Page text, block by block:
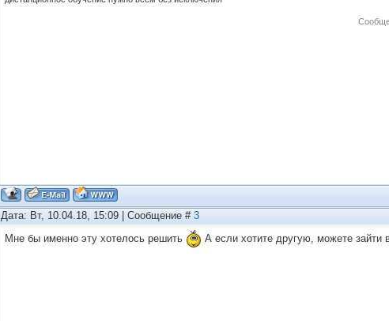
Дата: Вт, 10.04.18, 15:09 | Сообщение # 3
Мне бы именно эту хотелось решить А если хотите другую, можете зайти